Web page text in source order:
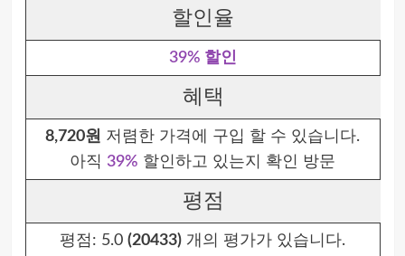
할인율
39% 할인
혜택
8,720원 저렴한 가격에 구입 할 수 있습니다.
아직 39% 할인하고 있는지 확인 방문
평점
평점: 5.0 (20433) 개의 평가가 있습니다.